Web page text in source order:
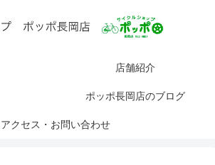
店舗紹介
ポッポ長岡店のブログ
アクセス・お問い合わせ